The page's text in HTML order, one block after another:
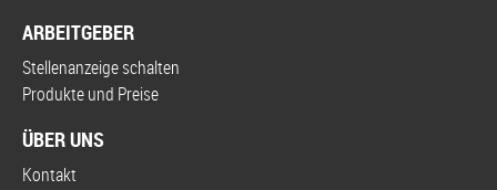
ARBEITGEBER
Stellenanzeige schalten
Produkte und Preise
ÜBER UNS
Kontakt